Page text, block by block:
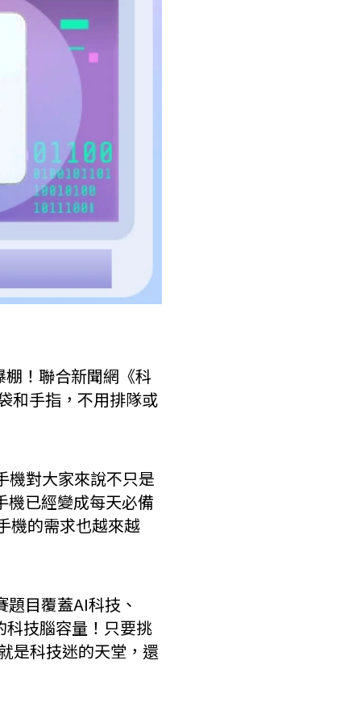
！聯合新聞網《科
和手指，不用排隊或
機對大家來說不只是
機已經變成每天必備
機的需求也越來越
目覆蓋AI科技、
技腦容量！只要挑
是科技迷的天堂，還